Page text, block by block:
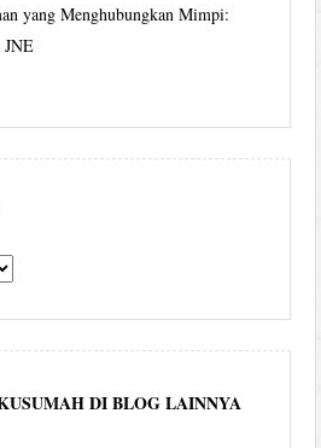
yang Menghubungkan Mimpi:
JNE
DI BLOG LAINNYA